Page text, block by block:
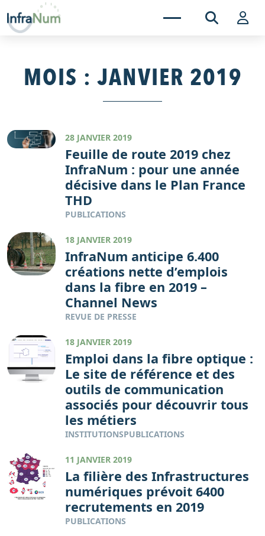
MOIS :JANVIER 2019
28 JANVIER 2019
Feuille de route 2019 chez
InfraNum : pour une année
décisive dans le Plan France
THD
PUBLICATIONS
18 JANVIER 2019
InfraNum anticipe 6.400
créations nette d’emplois
dans la fibre en 2019 –
Channel News
REVUE DE PRESSE
18 JANVIER 2019
Emploi dans la fibre optique :
Le site de référence et des
outils de communication
associés pour découvrir tous
les métiers
INSTITUTIONSPUBLICATIONS
11 JANVIER 2019
La filière des Infrastructures
numériques prévoit 6400
recrutements en 2019
PUBLICATIONS